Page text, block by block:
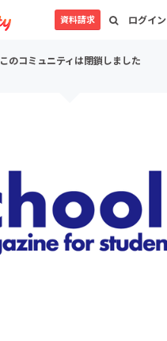
ログイン
資料請求
このコミュニティは閉鎖しました